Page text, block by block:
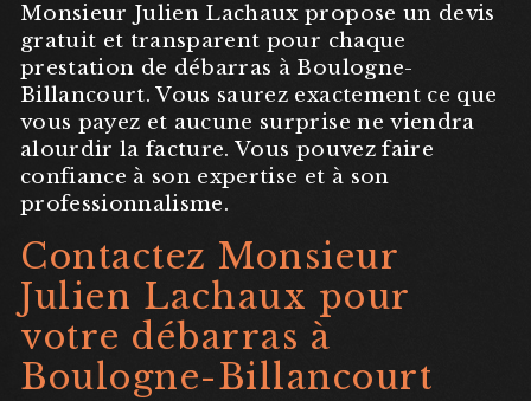
Monsieur Julien Lachaux propose un devis
gratuit et transparent pour chaque
prestation de débarras à Boulogne-
Billancourt. Vous saurez exactement ce que
vous payez et aucune surprise ne viendra
alourdir la facture. Vous pouvez faire
confiance à son expertise et à son
professionnalisme.
Contactez Monsieur
Julien Lachaux pour
votre débarras à
Boulogne-Billancourt